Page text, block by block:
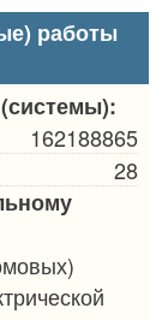
работы
162188865
28